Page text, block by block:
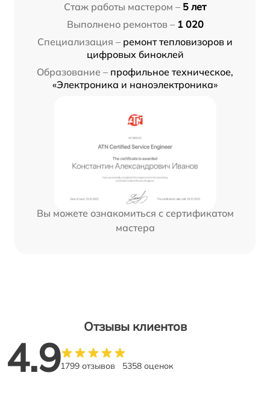
Стаж работы мастером – 5 лет
Выполнено ремонтов – 1 020
Специализация – ремонт тепловизоров и
цифровых биноклей
Образование – профильное техническое,
«Электроника и наноэлектроника»
Вы можете ознакомиться с сертификатом
мастера
Отзывы клиентов
4.91799 отзывов 5358 оценок